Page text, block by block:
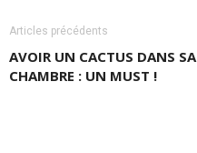
Articles précédents
AVOIR UN CACTUS DANS SA
CHAMBRE : UN MUST !